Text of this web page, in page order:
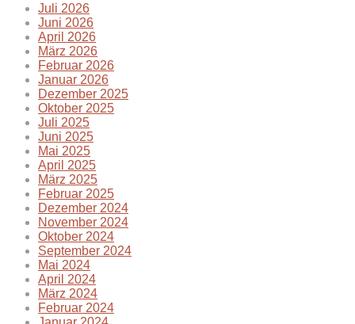
Juli 2026
Juni 2026
April 2026
März 2026
Februar 2026
Januar 2026
Dezember 2025
Oktober 2025
Juli 2025
Juni 2025
Mai 2025
April 2025
März 2025
Februar 2025
Dezember 2024
November 2024
Oktober 2024
September 2024
Mai 2024
April 2024
März 2024
Februar 2024